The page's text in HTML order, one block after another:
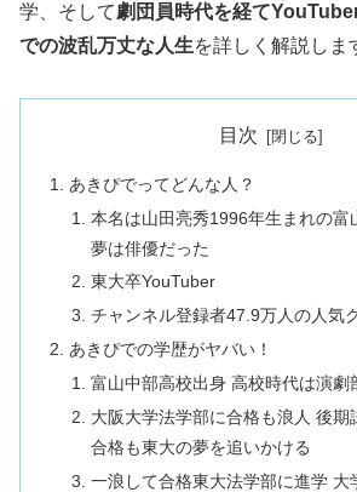
学、そして劇団員時代を経て
での波乱万丈な人生を詳しく解説しま
目次
あきぴでってどんな人？
本名は山田亮秀1996年生まれの富
夢は俳優だった
東大卒YouTuber
チャンネル登録者47.9万人の人気
あきぴでの学歴がヤバい！
富山中部高校出身 高校時代は演劇
大阪大学法学部に合格も浪人 後期
合格も東大の夢を追いかける
一浪して合格東大法学部に進学 大